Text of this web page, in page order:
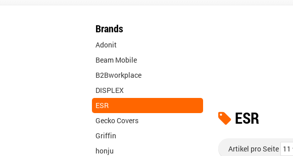
ESR
Artikel pro Seite
Brands
Adonit
Beam Mobile
B2Bworkplace
DISPLEX
ESR
Gecko Covers
Griffin
honju